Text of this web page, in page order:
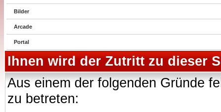
Bilder
Arcade
Portal
Ihnen wird der Zutritt zu dieser
Aus einem der folgenden Gründe
zu betreten: